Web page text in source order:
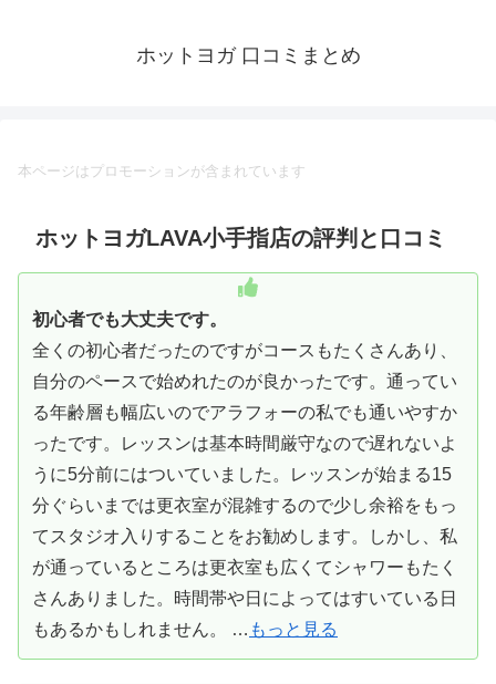
ホットヨガ 口コミまとめ
本ページはプロモーションが含まれています
ホットヨガLAVA小手指店の評判と口コミ
初心者でも大丈夫です。
全くの初心者だったのですがコースもたくさんあり、
自分のペースで始めれたのが良かったです。通ってい
る年齢層も幅広いのでアラフォーの私でも通いやすか
ったです。レッスンは基本時間厳守なので遅れないよ
うに5分前にはついていました。レッスンが始まる15
分ぐらいまでは更衣室が混雑するので少し余裕をもっ
てスタジオ入りすることをお勧めします。しかし、私
が通っているところは更衣室も広くてシャワーもたく
さんありました。時間帯や日によってはすいている日
もあるかもしれません。 … もっと見る